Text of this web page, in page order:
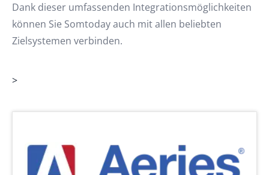
Dank dieser umfassenden Integrationsmöglichkeiten
können Sie Somtoday auch mit allen beliebten
Zielsystemen verbinden.
>